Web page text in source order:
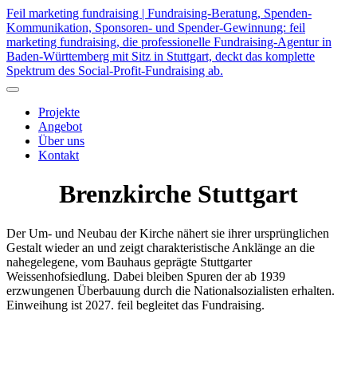
Feil marketing fundraising | Fundraising-Beratung, Spenden-
Kommunikation, Sponsoren- und Spender-Gewinnung: feil
marketing fundraising, die professionelle Fundraising-Agentur in
Baden-Württemberg mit Sitz in Stuttgart, deckt das komplette
Spektrum des Social-Profit-Fundraising ab.
Projekte
Angebot
Über uns
Kontakt
Brenzkirche Stuttgart
Der Um- und Neubau der Kirche nähert sie ihrer ursprünglichen
Gestalt wieder an und zeigt charakteristische Anklänge an die
nahegelegene, vom Bauhaus geprägte Stuttgarter
Weissenhofsiedlung. Dabei bleiben Spuren der ab 1939
erzwungenen Überbauung durch die Nationalsozialisten erhalten.
Einweihung ist 2027. feil begleitet das Fundraising.